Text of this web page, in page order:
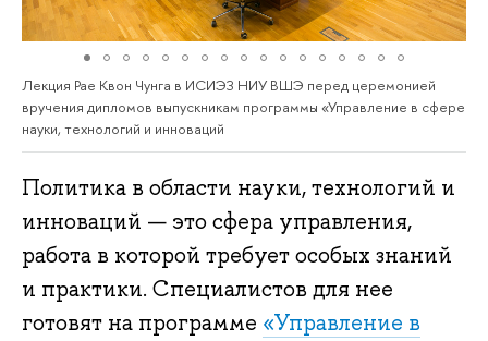
Лекция Рае Квон Чунга в ИСИЭЗ НИУ ВШЭ перед церемонией
вручения дипломов выпускникам программы «Управление в сфере
науки, технологий и инноваций
Политика в области науки, технологий и
инноваций — это сфера управления,
работа в которой требует особых знаний
и практики. Специалистов для нее
готовят на программе «Управление в